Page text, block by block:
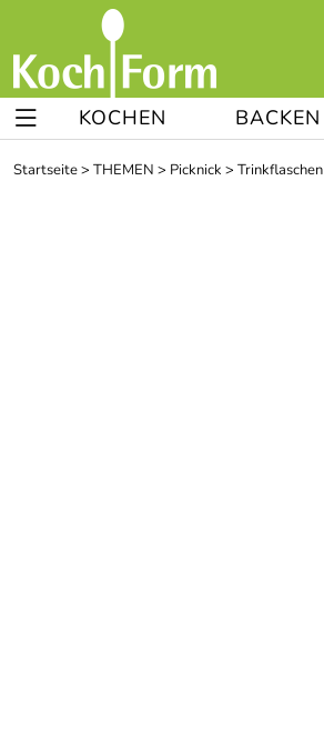
KOCHEN BACKEN
Startseite> THEMEN > Picknick > Trinkflaschen